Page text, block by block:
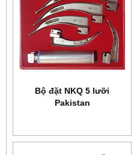
Bộ đặt NKQ 5 lưỡi
Pakistan